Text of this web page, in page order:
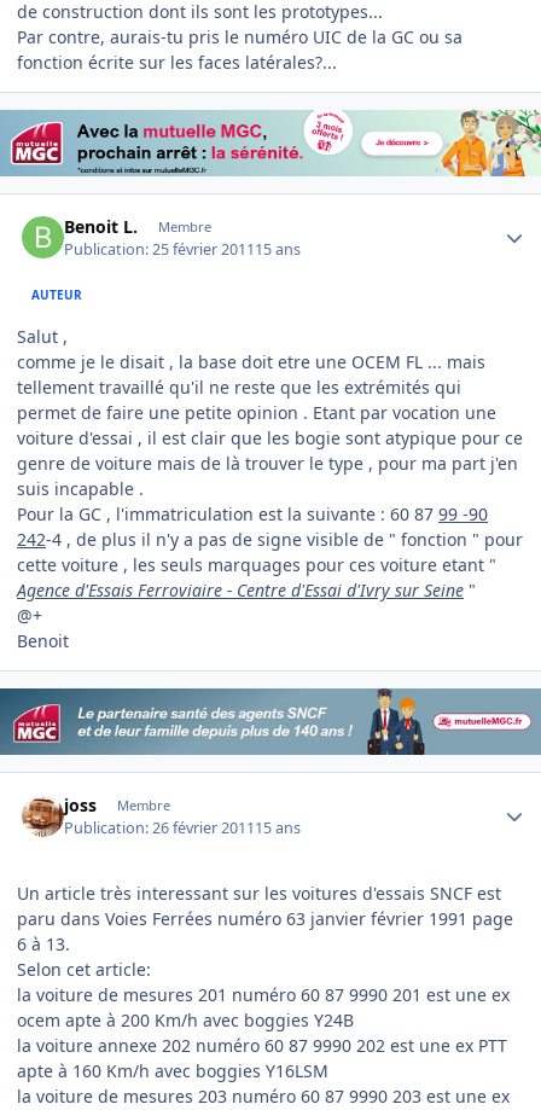
de construction dont ils sont les prototypes...
Par contre, aurais-tu pris le numéro UIC de la GC ou sa
fonction écrite sur les faces latérales?...
Benoit L. Membre
Publication:25 février 201115 ans
AUTEUR
Salut ,
comme je le disait , la base doit etre une OCEM FL ... mais
tellement travaillé qu'il ne reste que les extrémités qui
permet de faire une petite opinion . Etant par vocation une
voiture d'essai , il est clair que les bogie sont atypique pour ce
genre de voiture mais de là trouver le type , pour ma part j'en
suis incapable .
Pour la GC , l'immatriculation est la suivante : 60 87 99 -90
242-4 , de plus il n'y a pas de signe visible de " fonction " pour
cette voiture , les seuls marquages pour ces voiture etant "
Agence d'Essais Ferroviaire - Centre d'Essai d'Ivry sur Seine "
@+
Benoit
joss Membre
Publication:26 février 201115 ans
Un article très interessant sur les voitures d'essais SNCF est
paru dans Voies Ferrées numéro 63 janvier février 1991 page
6 à 13.
Selon cet article:
la voiture de mesures 201 numéro 60 87 9990 201 est une ex
ocem apte à 200 Km/h avec boggies Y24B
la voiture annexe 202 numéro 60 87 9990 202 est une ex PTT
apte à 160 Km/h avec boggies Y16LSM
la voiture de mesures 203 numéro 60 87 9990 203 est une ex